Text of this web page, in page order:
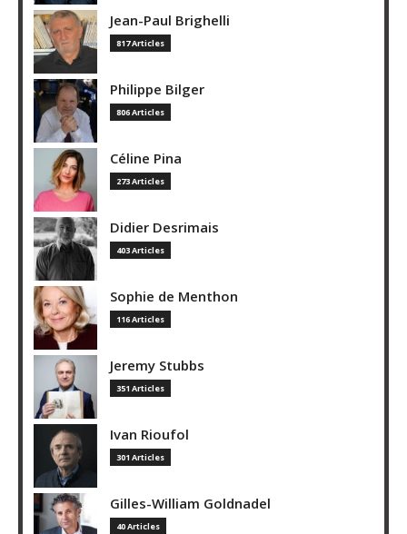
Jean-Paul Brighelli
817 Articles
Philippe Bilger
806 Articles
Céline Pina
273 Articles
Didier Desrimais
403 Articles
Sophie de Menthon
116 Articles
Jeremy Stubbs
351 Articles
Ivan Rioufol
301 Articles
Gilles-William Goldnadel
40 Articles